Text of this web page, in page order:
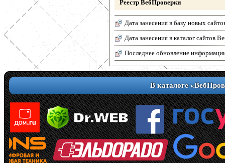
Реестр ВебПроверки
Дата занесения в базу новых
Дата занесения в каталог сайтов
Последнее обновление
В каталоге